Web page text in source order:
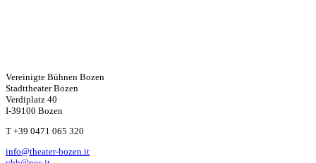
Vereinigte Bühnen Bozen
Stadttheater Bozen
Verdiplatz 40
I-39100 Bozen
T +39 0471 065 320
info@theater-bozen.it
W